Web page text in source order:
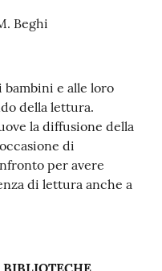
Beghi
e alle loro
della lettura.
la diffusione della
di
per avere
di lettura anche a